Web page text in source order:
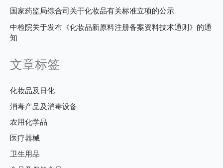
国家药监局综合司关于化妆品有关标准立项的公示
中检院关于发布《化妆品新原料注册备案资料技术通则》的通
知
文章标签
化妆品及日化
消毒产品及消毒设备
农用化学品
医疗器械
卫生用品